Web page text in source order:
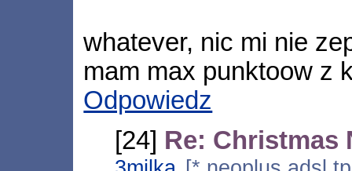
whatever, nic mi nie
mam max punktoow z
Odpowiedz
[24] Re: Christmas